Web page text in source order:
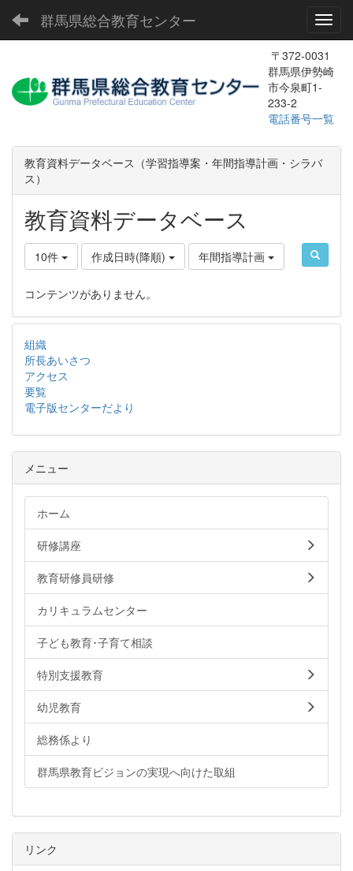
群馬県総合教育センター
〒372-0031
群馬県伊勢崎
市今泉町1-
233-2
電話番号一覧
教育資料データベース（学習指導案・年間指導計画・シラバ
ス）
教育資料データベース
10件 作成日時(降順) 年間指導計画
コンテンツがありません。
組織
所長あいさつ
アクセス
要覧
電子版センターだより
メニュー
ホーム
研修講座
教育研修員研修
カリキュラムセンター
子ども教育･子育て相談
特別支援教育
幼児教育
総務係より
群馬県教育ビジョンの実現へ向けた取組
リンク